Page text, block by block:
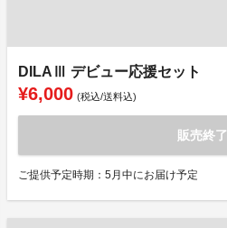
DILAⅢ デビュー応援セット
¥6,000 (税込/送料込)
販売終了
ご提供予定時期：5月中にお届け予定